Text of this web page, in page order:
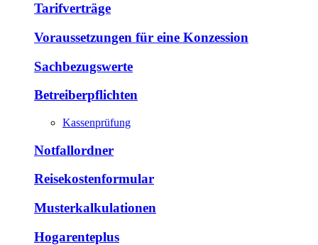
Tarifverträge
Voraussetzungen für eine Konzession
Sachbezugswerte
Betreiberpflichten
Kassenprüfung
Notfallordner
Reisekostenformular
Musterkalkulationen
Hogarenteplus